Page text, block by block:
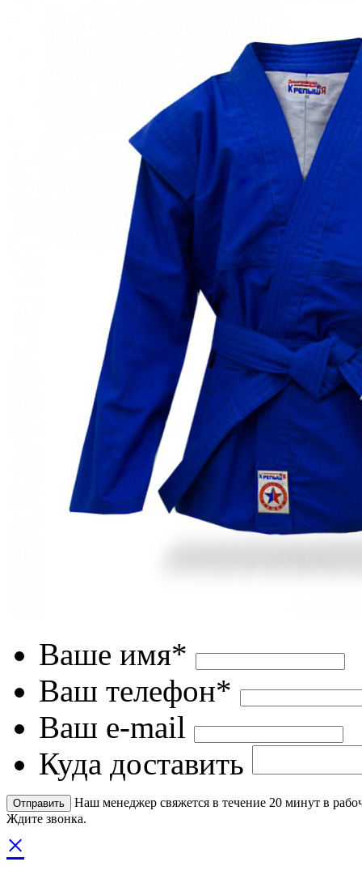
Ваше имя*
Ваш телефон*
Ваш e-mail
Куда доставить
Наш менеджер свяжется в течение 20 минут в
Ждите звонка.
×